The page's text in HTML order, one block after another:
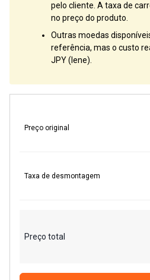
pelo cliente. A taxa de
no preço do produto.
Outras moedas
referência, mas o custo
JPY (Iene).
Preço original
Taxa de desmontagem
Preço total